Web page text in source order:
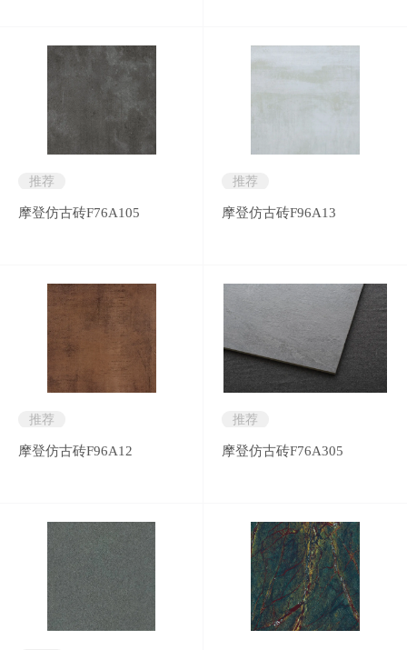
推荐
摩登仿古砖F76A105
推荐
摩登仿古砖F96A13
推荐
摩登仿古砖F96A12
推荐
摩登仿古砖F76A305